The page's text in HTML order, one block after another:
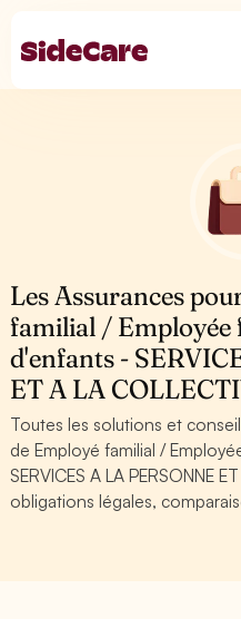
Les Assurances
familial / Employée
d'enfants -
ET A LA
Toutes les solutions et
de Employé familial /
SERVICES A LA PERSONNE
obligations légales,